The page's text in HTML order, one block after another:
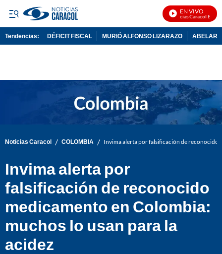
EN VIVO
Noticias Caracol En Vivo
Tendencias: DÉFICIT FISCAL MURIÓ ALFONSO LIZARAZO
Noticias Caracol / COLOMBIA / Invima alerta por falsificación de reconocido
Invima alerta por
falsificación de reconocido
medicamento en Colombia:
muchos lo usan para la
acidez